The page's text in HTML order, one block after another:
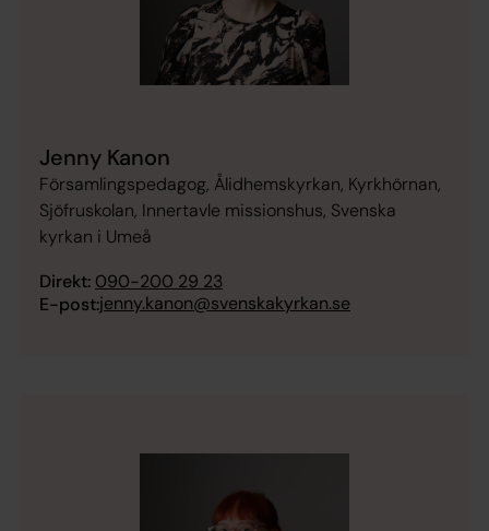
Jenny Kanon
Församlingspedagog, Ålidhemskyrkan, Kyrkhörnan,
Sjöfruskolan, Innertavle missionshus, Svenska
kyrkan i Umeå
Direkt: 090-200 29 23
E-post:jenny.kanon@svenskakyrkan.se